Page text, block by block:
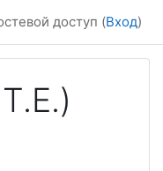
доступ (Вход)